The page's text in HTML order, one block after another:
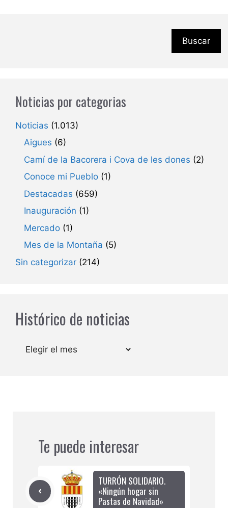
Buscar
Noticias por categorias
Noticias (1.013)
Aigues (6)
Camí de la Bacorera i Cova de les dones (2)
Conoce mi Pueblo (1)
Destacadas (659)
Inauguración (1)
Mercado (1)
Mes de la Montaña (5)
Sin categorizar (214)
Histórico de noticias
Archivos
Te puede interesar
TURRÓN SOLIDARIO.
«Ningún hogar sin
Pastas de Navidad»